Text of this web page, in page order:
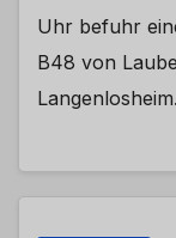
Uhr befuhr
B48 von